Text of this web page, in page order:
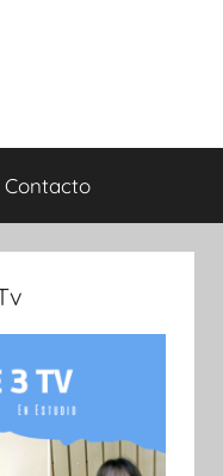
Contacto